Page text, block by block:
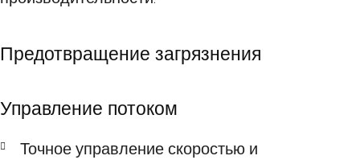
Предотвращение загрязнения
Управление потоком
Точное управление скоростью и